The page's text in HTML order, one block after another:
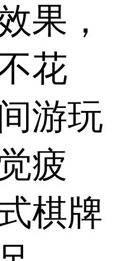
果，
花
游玩
疲
棋牌